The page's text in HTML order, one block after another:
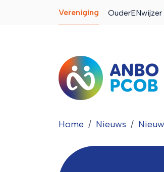
Vereniging OuderENwijzer
Home Nieuws